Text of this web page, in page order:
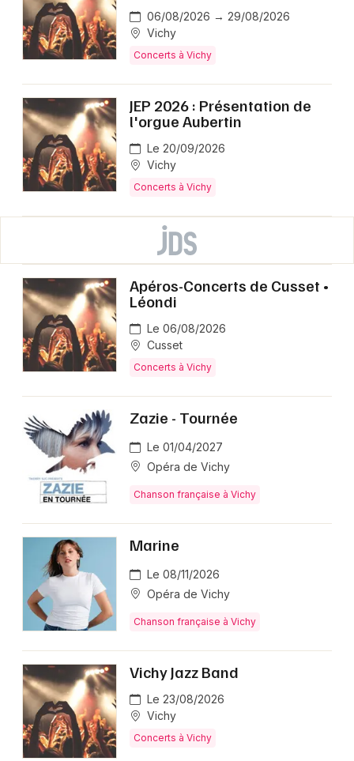
06/08/2026 → 29/08/2026
Vichy
Concerts à Vichy
JEP 2026 : Présentation de
l'orgue Aubertin
Le 20/09/2026
Vichy
Concerts à Vichy
Apéros-Concerts de Cusset •
Léondi
Le 06/08/2026
Cusset
Concerts à Vichy
Zazie - Tournée
Le 01/04/2027
Opéra de Vichy
Chanson française à Vichy
Marine
Le 08/11/2026
Opéra de Vichy
Chanson française à Vichy
Vichy Jazz Band
Le 23/08/2026
Vichy
Concerts à Vichy